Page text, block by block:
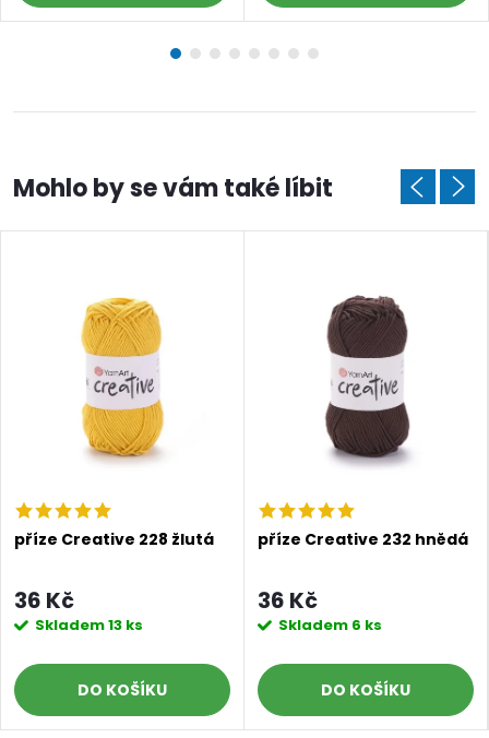
příze Creative 228 žlutá
36 Kč
Skladem13 ks
DO KOŠÍKU
příze Creative 232 hnědá
36 Kč
Skladem 6 ks
DO KOŠÍKU
Prodejna